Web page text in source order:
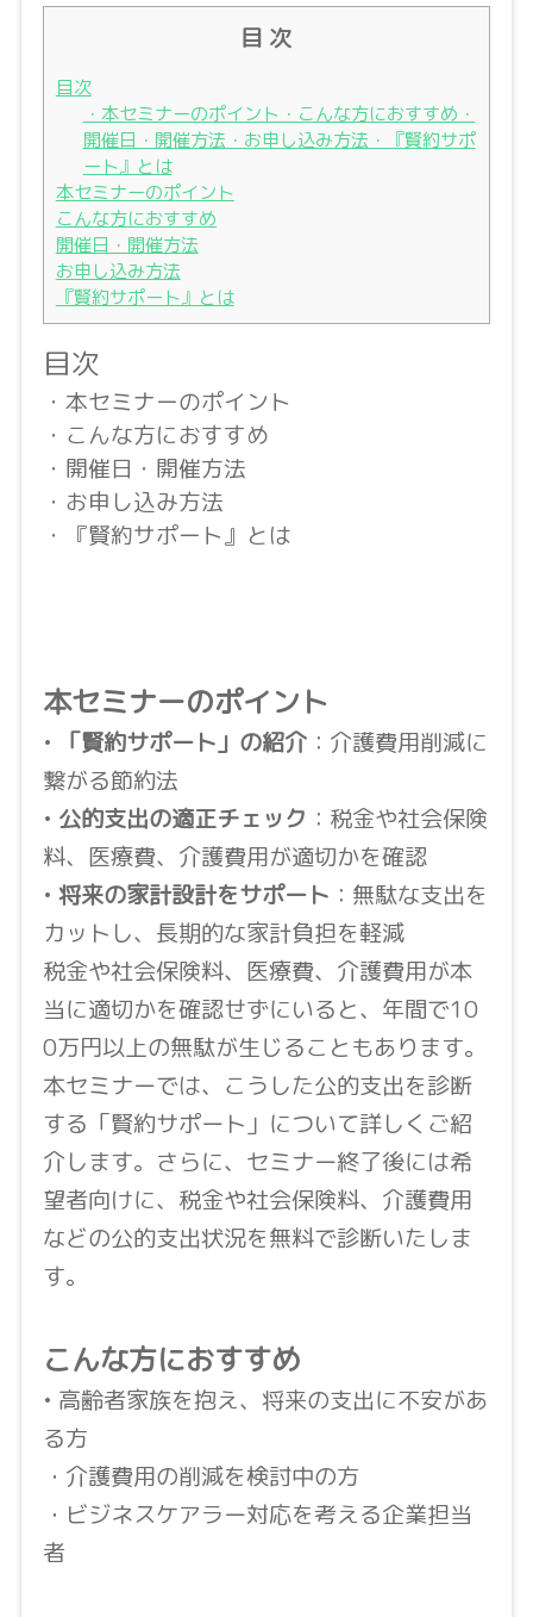
目 次
目次
・本セミナーのポイント・こんな方におすすめ・
開催日・開催方法・お申し込み方法・『賢約サポ
ート』とは
本セミナーのポイント
こんな方におすすめ
開催日・開催方法
お申し込み方法
『賢約サポート』とは
目次
・本セミナーのポイント
・こんな方におすすめ
・開催日・開催方法
・お申し込み方法
・『賢約サポート』とは
本セミナーのポイント
• 「賢約サポート」の紹介：介護費用削減に
繋がる節約法
• 公的支出の適正チェック ：税金や社会保険
料、医療費、介護費用が適切かを確認
• 将来の家計設計をサポート ：無駄な支出を
カットし、長期的な家計負担を軽減
税金や社会保険料、医療費、介護費用が本
当に適切かを確認せずにいると、年間で10
0万円以上の無駄が生じることもあります。
本セミナーでは、こうした公的支出を診断
する「賢約サポート」について詳しくご紹
介します。さらに、セミナー終了後には希
望者向けに、税金や社会保険料、介護費用
などの公的支出状況を無料で診断いたしま
す。
こんな方におすすめ
• 高齢者家族を抱え、将来の支出に不安があ
る方
・介護費用の削減を検討中の方
・ビジネスケアラー対応を考える企業担当
者